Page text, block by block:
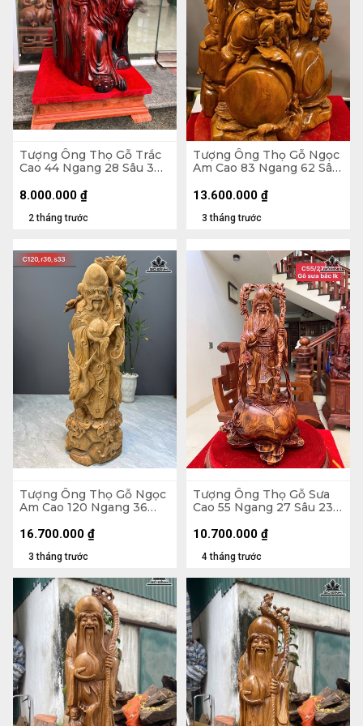
Tượng Ông Thọ Gỗ Trắc
Cao 44 Ngang 28 Sâu 30
2 tháng trước
8.000.000 ₫
Tượng Ông Thọ Gỗ Ngọc
Am Cao 83 Ngang 62 Sâu
3 tháng trước
13.600.000 ₫
Tượng Ông Thọ Gỗ Ngọc
Am Cao 120 Ngang 36
3 tháng trước
16.700.000 ₫
Tượng Ông Thọ Gỗ Sưa
Cao 55 Ngang 27 Sâu 23
4 tháng trước
10.700.000 ₫